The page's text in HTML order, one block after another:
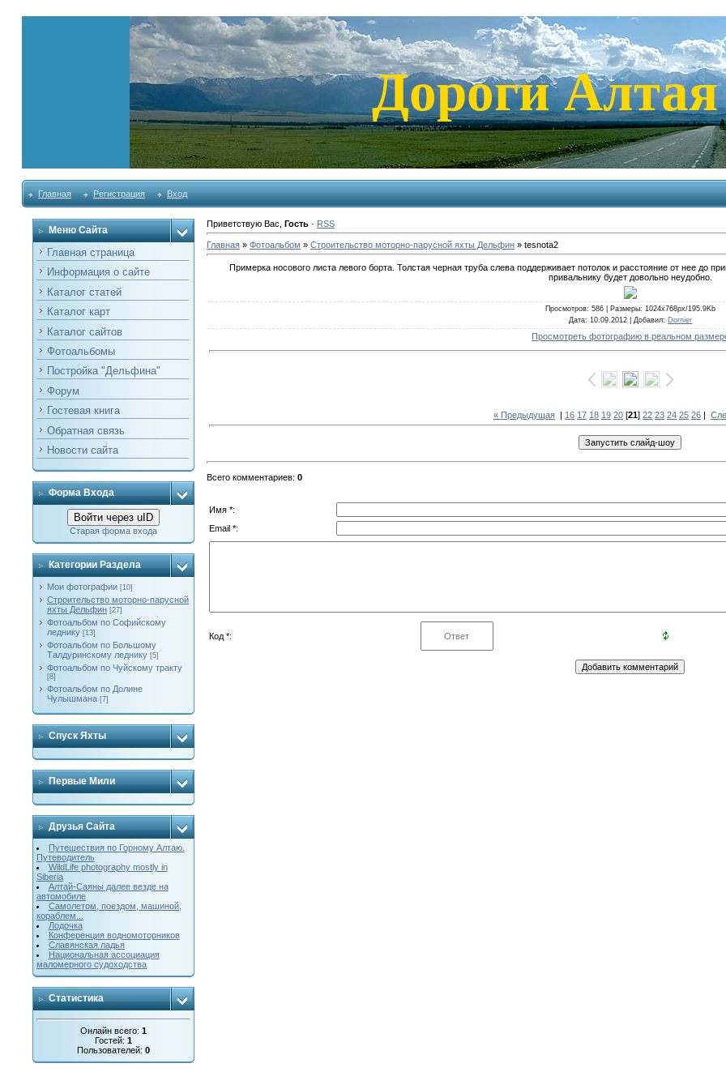
Дороги Алтая
Главная Регистрация Вход
Меню Сайта
Главная страница
Информация о сайте
Каталог статей
Каталог карт
Каталог сайтов
Фотоальбомы
Постройка "Дельфина"
Форум
Гостевая книга
Обратная связь
Новости сайта
Форма Входа
Войти через uID
Старая форма входа
Категории Раздела
Мои фотографии [10]
Строительство моторно-парусной
яхты Дельфин [27]
Фотоальбом по Софийскому
леднику [13]
Фотоальбом по Большому
Талдуринскому леднику [5]
Фотоальбом по Чуйскому тракту
[8]
Фотоальбом по Долине
Чулышмана [7]
Спуск Яхты
Первые Мили
Друзья Сайта
Путешествия по Горному Алтаю.
Путеводитель
WildLife photography mostly in
Siberia
Алтай-Саяны далее везде на
автомобиле
Cамолетом, поездом, машиной,
кораблем...
Лодочка
Конференция водномоторников
Славянская ладья
Национальная ассоциация
маломерного судоходства
Статистика
Онлайн всего: 1
Гостей: 1
Пользователей: 0
Приветствую Вас Гость· RSS
Главная» Фотоальбом » Строительство моторно-парусной яхты Дельфин» tesnota2
Примерка носового листа левого борта. Толстая черная труба слева поддерживает потолок и расстояние от нее до
привальнику будет довольно неудобно.
Просмотров: 586 | Размеры: 1024x768px/195.9Kb
Дата: 10.09.2012 | Добавил: Dornier
Просмотреть фотографию в реальном
« Предыдущая| 16 17 18 19 20[21] 22 23 24 25 26|
Всего комментариев: 0
Имя *:
Email *:
Код *: